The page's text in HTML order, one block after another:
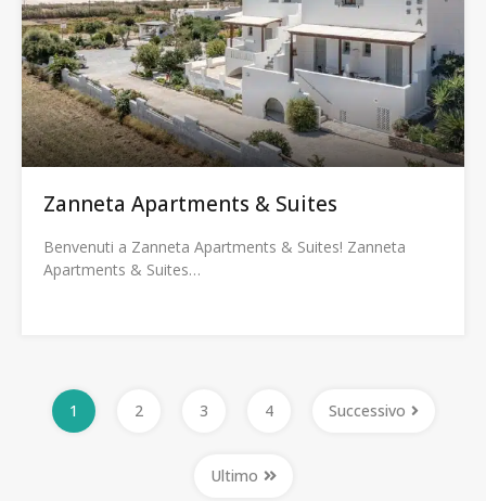
Zanneta Apartments & Suites
Benvenuti a Zanneta Apartments & Suites! Zanneta
Apartments & Suites…
1 2 3 4 Successivo
Ultimo